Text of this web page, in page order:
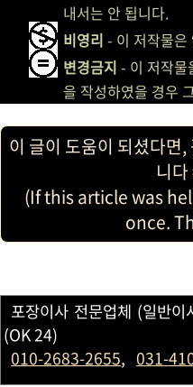
내서는 안 됩니다.
비영리 - 이 저작물은
변경금지 - 이 저작물
을 작성하였을 경우
이 글이 도움이 되셨다면
니
(If this article was
once.
포장이사 전문업체 (일반
(OK 24)
010-2683-2655, 031-